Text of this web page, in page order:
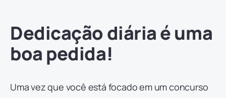
Dedicação diária é uma
boa pedida!
Uma vez que você está focado em um concurso